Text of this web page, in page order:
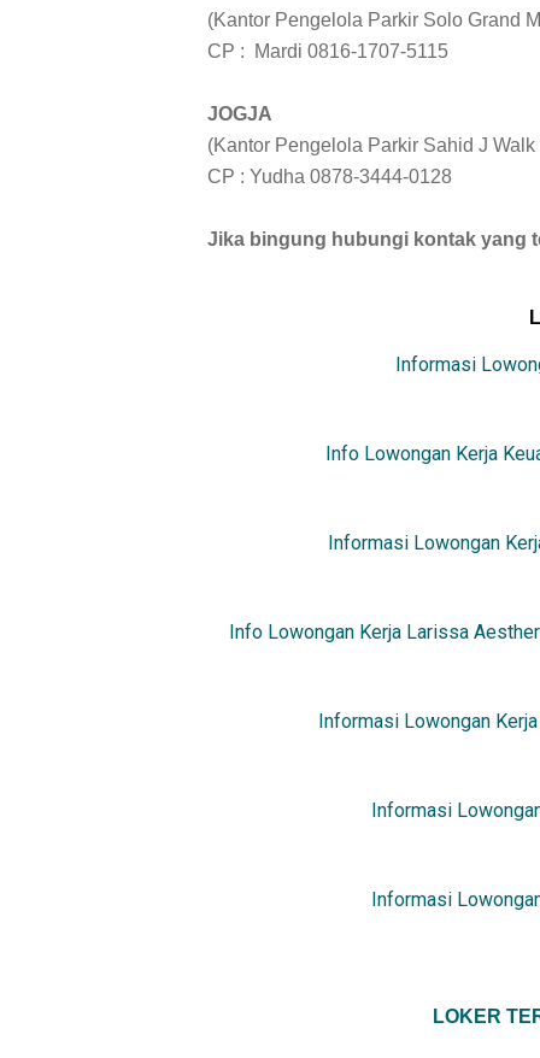
(Kantor Pengelola Parkir Solo Grand
CP : Mardi 0816-1707-5115
JOGJA
(Kantor Pengelola Parkir Sahid J
CP : Yudha 0878-3444-0128
Jika bingung hubungi kontak yang
Informasi
Info Lowongan Kerja
Informasi Lowongan
Info Lowongan Kerja Larissa
Informasi Lowongan
Informasi
Informasi
LOKER